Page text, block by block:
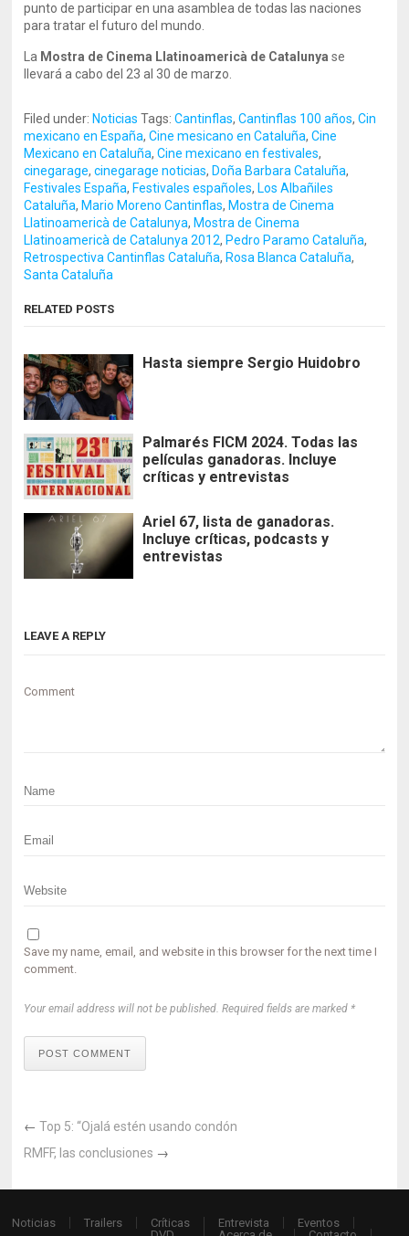
punto de participar en una asamblea de todas las naciones
para tratar el futuro del mundo.
La Mostra de Cinema Llatinoamericà de Catalunya se
llevará a cabo del 23 al 30 de marzo.
Filed under: Noticias Tags:Cantinflas,Cantinflas 100 años,Cin
mexicano en España,Cine mesicano en Cataluña,Cine
Mexicano en Cataluña,Cine mexicano en festivales,
cinegarage,cinegarage noticias, Doña Barbara Cataluña,
Festivales España, Festivales españoles, Los Albañiles
Cataluña, Mario Moreno Cantinflas, Mostra de Cinema
Llatinoamericà de Catalunya, Mostra de Cinema
Llatinoamericà de Catalunya 2012, Pedro Paramo Cataluña,
Retrospectiva Cantinflas Cataluña, Rosa Blanca Cataluña,
Santa Cataluña
RELATED POSTS
Hasta siempre Sergio Huidobro
Palmarés FICM 2024. Todas las
películas ganadoras. Incluye
críticas y entrevistas
Ariel 67, lista de ganadoras.
Incluye críticas, podcasts y
entrevistas
LEAVE A REPLY
Comment
Save my name, email, and website in this browser for the next time I
comment.
Your email address will not be published. Required fields are marked *
POST COMMENT
←Top 5: “Ojalá estén usando condón
RMFF, las conclusiones →
Noticias Trailers
Críticas
Entrevista
Eventos